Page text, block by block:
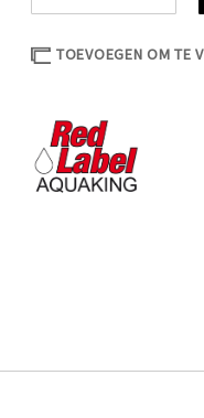
TOEVOEGEN OM TE